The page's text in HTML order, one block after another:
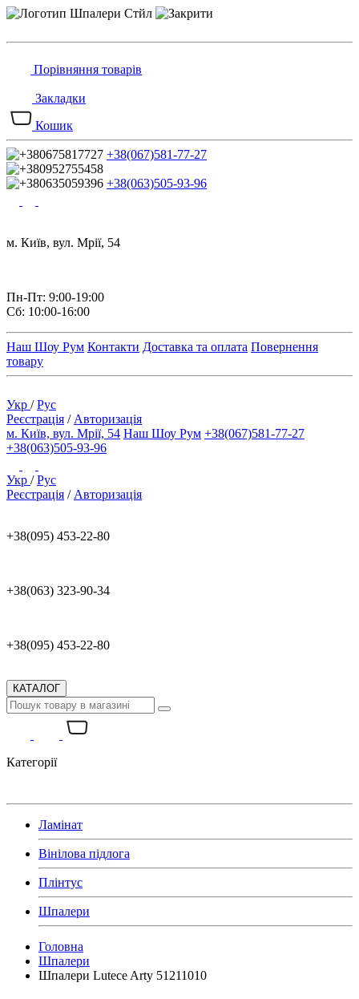
Порівняння товарів
Закладки
Кошик
+38(067)581-77-27
+38(063)505-93-96
м. Київ, вул. Мрії, 54
Пн-Пт: 9:00-19:00
Сб: 10:00-16:00
Наш Шоу Рум Контакти Доставка та оплата Повернення
товару
Укр /Рус
Реєстрація / Авторизація
м. Київ, вул. Мрії, 54 Наш Шоу Рум +38(067)581-77-27
+38(063)505-93-96
Укр /Рус
Реєстрація / Авторизація
+38(095) 453-22-80
+38(063) 323-90-34
+38(095) 453-22-80
КАТАЛОГ
Категорії
Ламінат
Вінілова підлога
Плінтус
Шпалери
Головна
Шпалери
Шпалери Lutece Arty 51211010